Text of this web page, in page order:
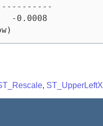
-0.0008
, ST_UpperLeftX